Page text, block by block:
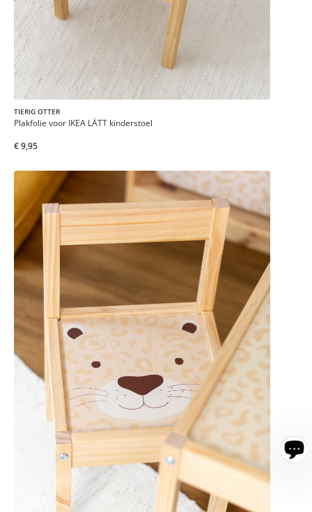
TIERIG OTTER
Plakfolie voor IKEA LÄTT kinderstoel
€ 9,95